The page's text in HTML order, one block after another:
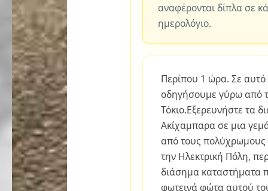
αναφέρονται δίπλα σε
ημερολόγιο.
Περίπου 1 ώρα. Σε
οδηγήσουμε γύρω από
Τόκιο.Εξερευνήστε τα
Ακίχαμπαρα σε μια
από τους
την Ηλεκτρική Πόλη,
διάσημα καταστήματα
φωτεινά φώτα αυτού